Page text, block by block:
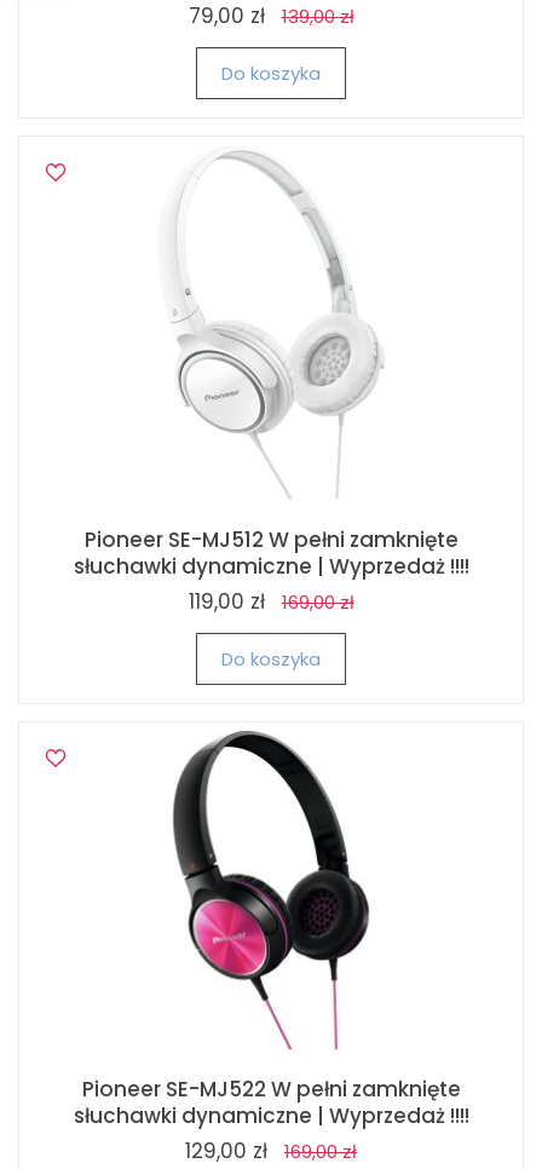
79,00 zł
139,00 zł
Do koszyka
Pioneer SE-MJ512 W pełni zamknięte
słuchawki dynamiczne | Wyprzedaż !!!!
119,00 zł
169,00 zł
Do koszyka
Pioneer SE-MJ522 W pełni zamknięte
słuchawki dynamiczne | Wyprzedaż !!!!
129,00 zł
169,00 zł